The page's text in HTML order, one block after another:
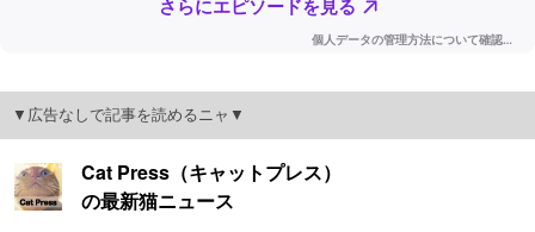
▼広告なしで記事を読めるニャ▼